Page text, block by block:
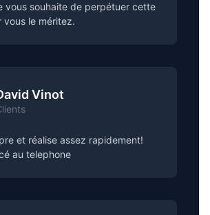
vous souhaite de perpétuer cette
le méritez.
Vinot
et réalise assez rapidement!
au telephone